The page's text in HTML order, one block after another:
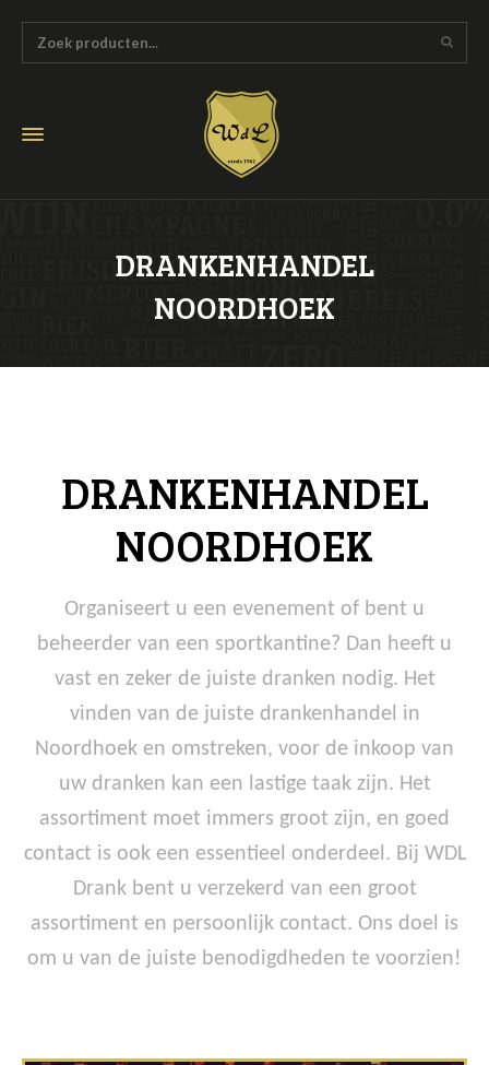
DRANKENHANDEL
NOORDHOEK
DRANKENHANDEL
NOORDHOEK
Organiseert u een evenement of bent u
beheerder van een sportkantine? Dan heeft u
vast en zeker de juiste dranken nodig. Het
vinden van de juiste drankenhandel in
Noordhoek en omstreken, voor de inkoop van
uw dranken kan een lastige taak zijn. Het
assortiment moet immers groot zijn, en goed
contact is ook een essentieel onderdeel. Bij WDL
Drank bent u verzekerd van een groot
assortiment en persoonlijk contact. Ons doel is
om u van de juiste benodigdheden te voorzien!